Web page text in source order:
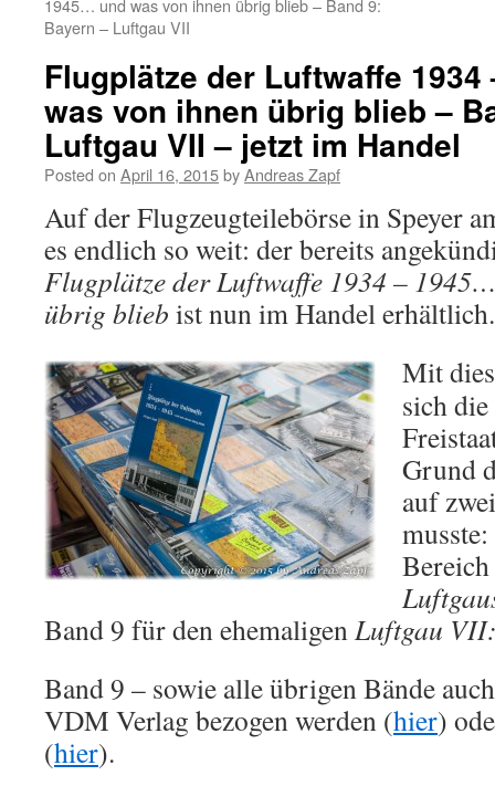
1945… und was von ihnen übrig blieb – Band 9:
Bayern – Luftgau VII
Flugplätze der Luftwaffe
was von ihnen übrig blieb –
Luftgau VII – jetzt im Handel
Posted on April 16, 2015byAndreas Zapf
Auf der Flugzeugteilebörse in Speyer
es endlich so weit: der bereits
Flugplätze der Luftwaffe 1934 –
übrig blieb ist nun im Handel erhältlich.
Mit
sich
Grund
auf
Bereich
Band 9 für den ehemaligenLuftgau
Band 9 – sowie alle übrigen Bände
VDM Verlag bezogen werden (hier)
(hier).